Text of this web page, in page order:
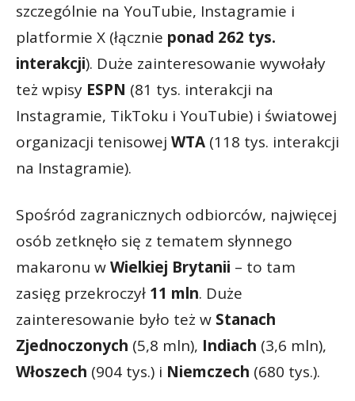
szczególnie na YouTubie, Instagramie i
platformie X (łącznie ponad 262 tys.
interakcji). Duże zainteresowanie wywołały
też wpisy ESPN (81 tys. interakcji na
Instagramie, TikToku i YouTubie) i światowej
organizacji tenisowej WTA (118 tys. interakcji
na Instagramie).
Spośród zagranicznych odbiorców, najwięcej
osób zetknęło się z tematem słynnego
makaronu wWielkiej Brytanii – to tam
zasięg przekroczył 11 mln. Duże
zainteresowanie było też w Stanach
Zjednoczonych (5,8 mln), Indiach (3,6 mln),
Włoszech (904 tys.) i Niemczech (680 tys.).